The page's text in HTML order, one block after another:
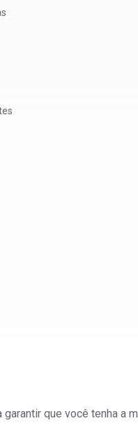
que você tenha a
de Metalurgia,